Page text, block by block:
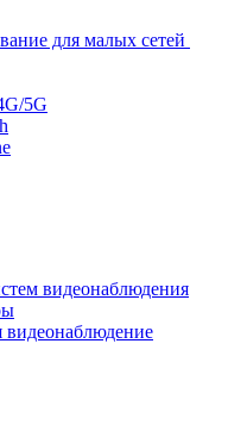
для малых сетей
5G
видеонаблюдения
видеонаблюдение